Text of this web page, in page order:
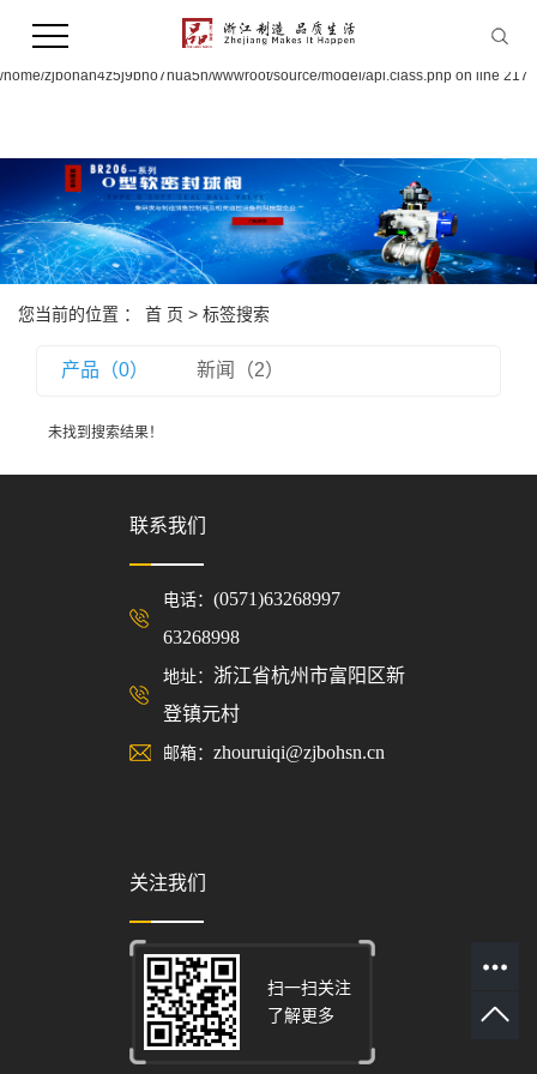
file_put_contents(/home/zjbohan4z5j9bno7hua5n/wwwroot/source/cache/
/home/zjbohan4z5j9bno7hua5n/wwwroot/source/model/api.class.php on line 217
您当前的位置 ： 首 页 > 标签搜索
产品（0） 新闻（2）
未找到搜索结果！
联系我们
电话： (0571)63268997
63268998
地址： 浙江省杭州市富阳区新
登镇元村
邮箱： zhouruiqi@zjbohsn.cn
关注我们
扫一扫关注
了解更多